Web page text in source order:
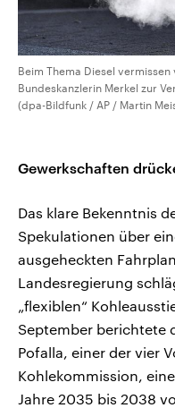
Beim Thema Diesel
Bundeskanzlerin Merkel zur
(dpa-Bildfunk / AP / Martin
Gewerkschaften
Das klare Bekenntnis
Spekulationen über
ausgeheckten
Landesregierung
„flexiblen“
September berichtete
Pofalla, einer der vier
Kohlekommission,
Jahre 2035 bis 2038